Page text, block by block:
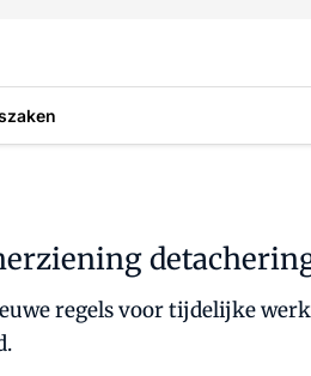
regels voor tijdelijke